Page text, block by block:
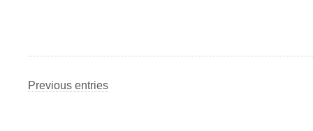
Previous entries